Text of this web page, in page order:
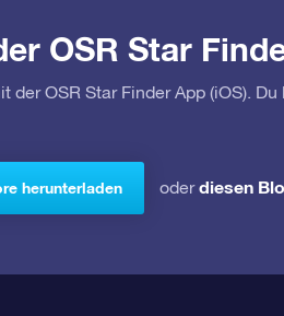
OSR Star
OSR Star Finder App (iOS). Du
herunterladen oderdiesen